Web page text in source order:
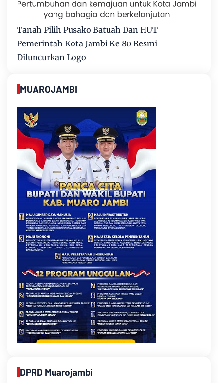
Tanah Pilih Pusako Batuah Dan HUT
Pemerintah Kota Jambi Ke 80 Resmi
Diluncurkan Logo
MUAROJAMBI
DPRD Muarojambi